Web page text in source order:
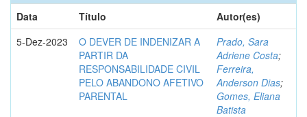
Data
Título
Autor(es)
5-Dez-2023
O DEVER DE INDENIZAR A
PARTIR DA
RESPONSABILIDADE CIVIL
PELO ABANDONO AFETIVO
PARENTAL
Prado, Sara
Adriene Costa;
Ferreira,
Anderson Dias;
Gomes, Eliana
Batista